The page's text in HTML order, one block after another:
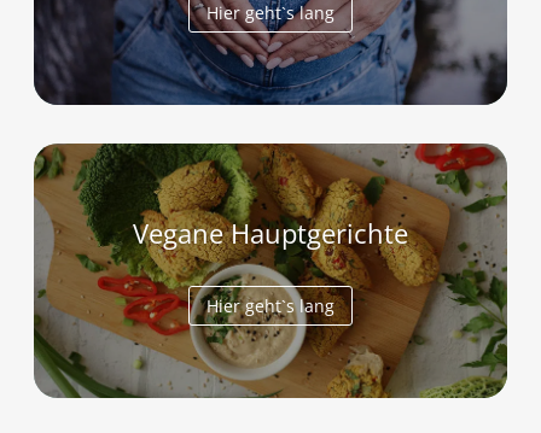
Hier geht`s lang
Vegane Hauptgerichte
Hier geht`s lang